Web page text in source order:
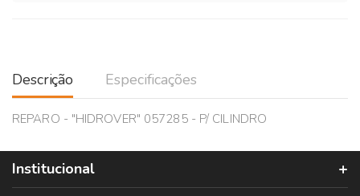
Descrição Especificações
REPARO - "HIDROVER" 057285 - P/ CILINDRO
Institucional